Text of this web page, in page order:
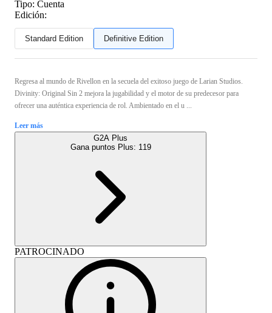
Tipo: Cuenta
Edición:
Standard Edition Definitive Edition
Regresa al mundo de Rivellon en la secuela del exitoso juego de Larian Studios.
Divinity: Original Sin 2 mejora la jugabilidad y el motor de su predecesor para
ofrecer una auténtica experiencia de rol. Ambientado en el u ...
Leer más
G2A Plus
Gana puntos Plus: 119
PATROCINADO